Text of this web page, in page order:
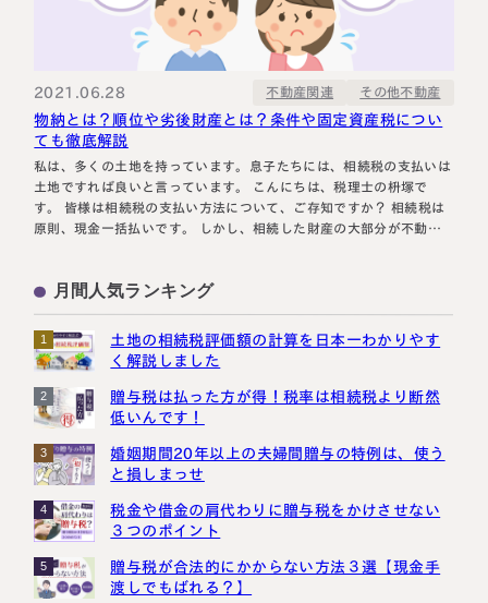
2021.06.28 不動産関連 その他不動産
物納とは？順位や劣後財産とは？条件や固定資産税につい
ても徹底解説
私は、多くの土地を持っています。息子たちには、相続税の支払いは
土地ですれば良いと言っています。 こんにちは、税理士の枡塚で
す。 皆様は相続税の支払い方法について、ご存知ですか？ 相続税は
原則、現金一括払いです。 しかし、相続した財産の大部分が不動産
のような救…
月間人気ランキング
1
土地の相続税評価額の計算を日本一わかりやす
く解説しました
2
贈与税は払った方が得！税率は相続税より断然
低いんです！
3
婚姻期間20年以上の夫婦間贈与の特例は、使う
と損しまっせ
4
税金や借金の肩代わりに贈与税をかけさせない
３つのポイント
5
贈与税が合法的にかからない方法３選【現金手
渡しでもばれる？】